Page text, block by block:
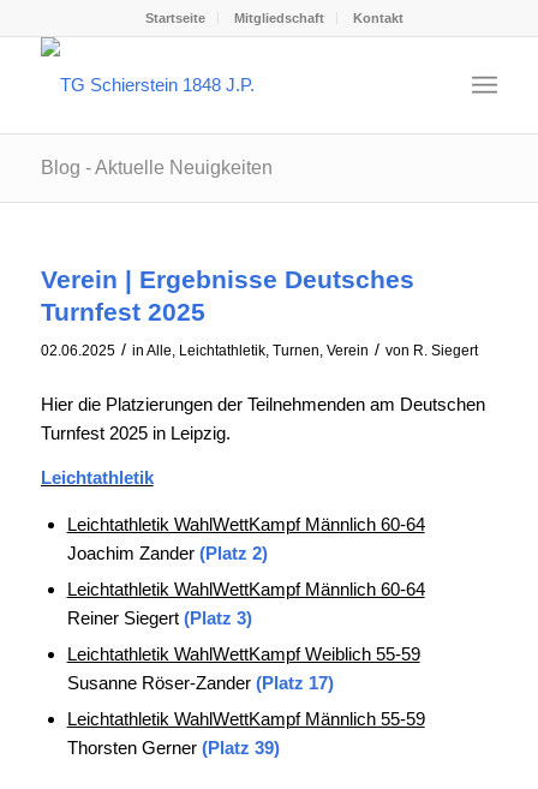
Startseite Mitgliedschaft Kontakt
Blog - Aktuelle Neuigkeiten
Verein | Ergebnisse Deutsches
Turnfest 2025
02.06.2025 / in Alle, Leichtathletik, Turnen, Verein / von R. Siegert
Hier die Platzierungen der Teilnehmenden am Deutschen
Turnfest 2025 in Leipzig.
Leichtathletik
Leichtathletik WahlWettKampf Männlich 60-64
Joachim Zander (Platz 2)
Leichtathletik WahlWettKampf Männlich 60-64
Reiner Siegert (Platz 3)
Leichtathletik WahlWettKampf Weiblich 55-59
Susanne Röser-Zander (Platz 17)
Leichtathletik WahlWettKampf Männlich 55-59
Thorsten Gerner (Platz 39)